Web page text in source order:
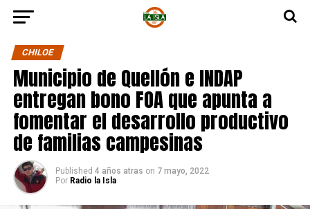
CHILOE
Municipio de Quellón e INDAP
entregan bono FOA que apunta a
fomentar el desarrollo productivo
de familias campesinas
Published 4 años atras on 7 mayo, 2022
Por Radio la Isla